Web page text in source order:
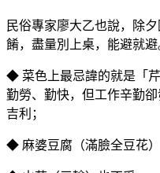
民俗專家廖大乙也說，除
餚，盡量別上桌，能避就避
◆ 菜色上最忌諱的就是「
勤勞、勤快，但工作辛勤
吉利；
◆ 麻婆豆腐（滿臉全豆花）